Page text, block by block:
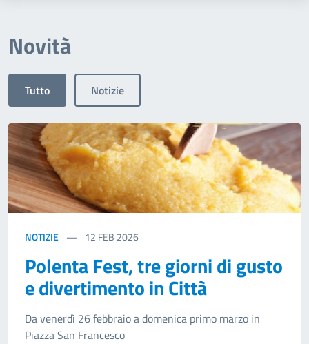
Novità
Tutto Notizie
NOTIZIE 12 FEB 2026
Polenta Fest, tre giorni di gusto
e divertimento in Città
Da venerdì 26 febbraio a domenica primo marzo in
Piazza San Francesco